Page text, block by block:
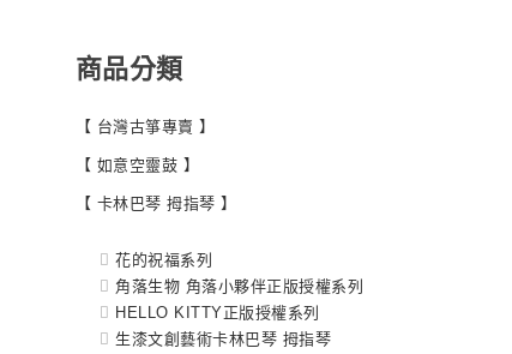
商品分類
【 台灣古箏專賣 】
【 如意空靈鼓 】
【 卡林巴琴 拇指琴 】
花的祝福系列
角落生物 角落小夥伴正版授權系列
HELLO KITTY正版授權系列
生漆文創藝術卡林巴琴 拇指琴